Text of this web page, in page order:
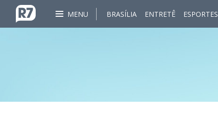
MENU BRASÍLIA ENTRETÊ ESPORTES